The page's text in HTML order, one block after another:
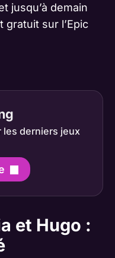
jusqu’à demain
sur l’Epic
derniers jeux
et Hugo :